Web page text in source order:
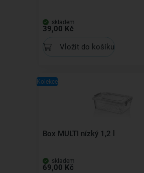
skladem
39,00 Kč
Vložit do košíku
Kolekce
Box MULTI nízký 1,2 l
skladem
69,00 Kč